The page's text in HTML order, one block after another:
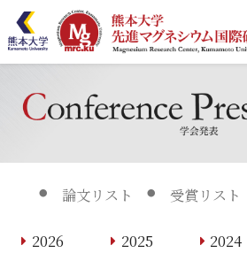
論文リスト 受賞リスト
2026 2025 2024